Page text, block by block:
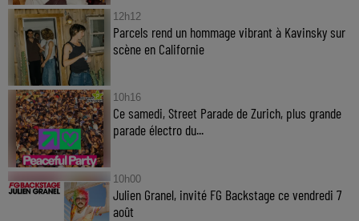
12h12
Parcels rend un hommage vibrant à Kavinsky sur
scène en Californie
10h16
Ce samedi, Street Parade de Zurich, plus grande
parade électro du...
10h00
Julien Granel, invité FG Backstage ce vendredi 7
août